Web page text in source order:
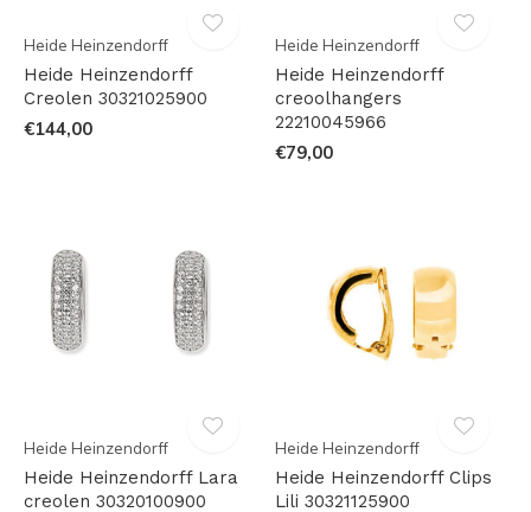
Heide Heinzendorff
Heide Heinzendorff
Creolen 30321025900
€144,00
Heide Heinzendorff
Heide Heinzendorff
creoolhangers
22210045966
€79,00
Heide Heinzendorff
Heide Heinzendorff Lara
creolen 30320100900
Heide Heinzendorff
Heide Heinzendorff Clips
Lili 30321125900